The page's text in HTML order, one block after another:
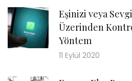
Eşinizi veya
Üzerinden
Yöntem
11 Eylül 2020